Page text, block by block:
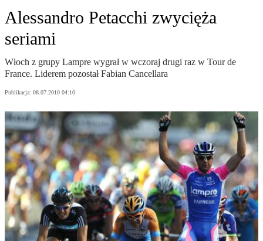
Alessandro Petacchi zwycięża
seriami
Włoch z grupy Lampre wygrał w wczoraj drugi raz w Tour de
France. Liderem pozostał Fabian Cancellara
Publikacja: 08.07.2010 04:10